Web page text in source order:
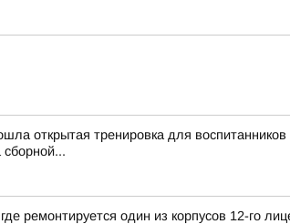
открытая тренировка для
сборной...
ремонтируется один из корпусов 12-го